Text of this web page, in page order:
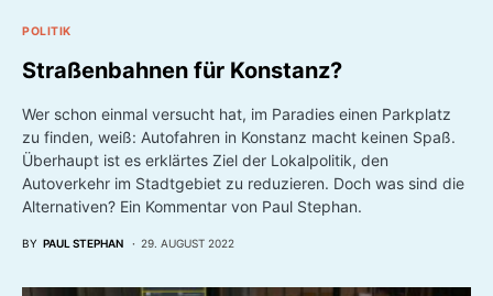
POLITIK
Straßenbahnen für Konstanz?
Wer schon einmal versucht hat, im Paradies einen Parkplatz
zu finden, weiß: Autofahren in Konstanz macht keinen Spaß.
Überhaupt ist es erklärtes Ziel der Lokalpolitik, den
Autoverkehr im Stadtgebiet zu reduzieren. Doch was sind die
Alternativen? Ein Kommentar von Paul Stephan.
BY PAUL STEPHAN 29. AUGUST 2022